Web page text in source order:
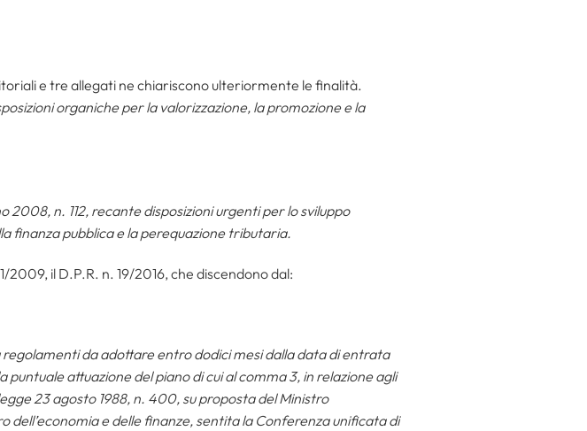
e tre allegati ne chiariscono ulteriormente le finalità.
organiche per la valorizzazione, la promozione e la
n. 112, recante disposizioni urgenti per lo sviluppo
finanza pubblica e la perequazione tributaria.
2009, il D.P.R. n. 19/2016, che discendono dal:
regolamenti da adottare entro dodici mesi dalla data di entrata
attuazione del piano di cui al comma 3, in relazione agli
23 agosto 1988, n. 400, su proposta del Ministro
dell’economia e delle finanze, sentita la Conferenza unificata di